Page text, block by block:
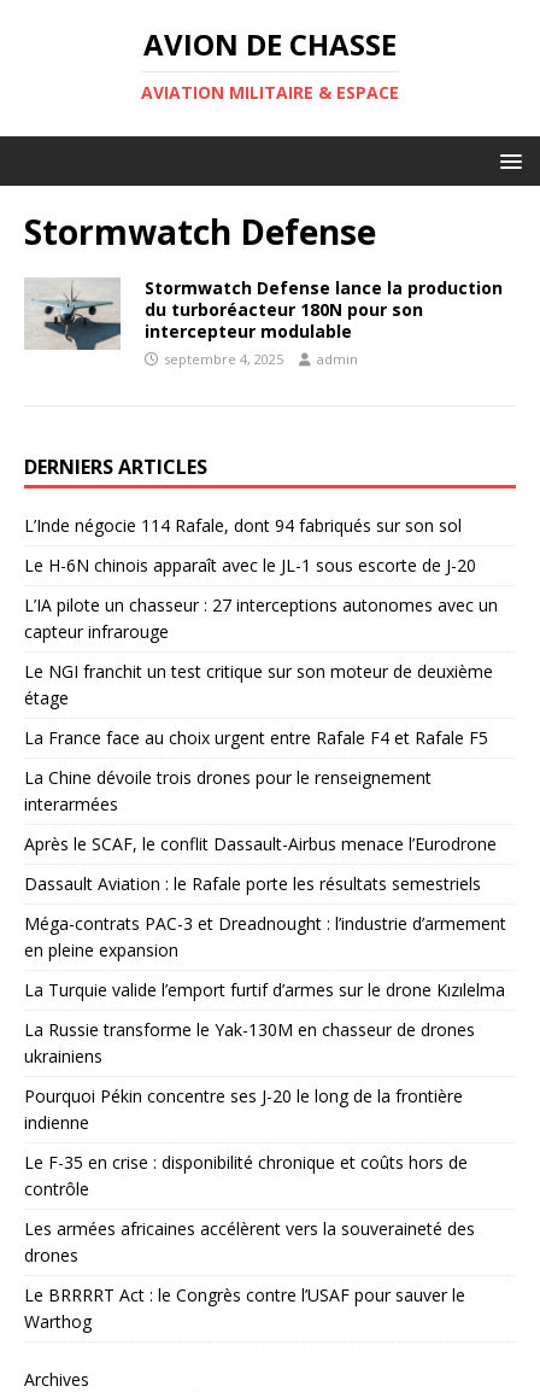
AVION DE CHASSE
AVIATION MILITAIRE & ESPACE
Stormwatch Defense
Stormwatch Defense lance la production
du turboréacteur 180N pour son
intercepteur modulable
septembre 4, 2025 admin
DERNIERS ARTICLES
L’Inde négocie 114 Rafale, dont 94 fabriqués sur son sol
Le H-6N chinois apparaît avec le JL-1 sous escorte de J-20
L’IA pilote un chasseur : 27 interceptions autonomes avec un
capteur infrarouge
Le NGI franchit un test critique sur son moteur de deuxième
étage
La France face au choix urgent entre Rafale F4 et Rafale F5
La Chine dévoile trois drones pour le renseignement
interarmées
Après le SCAF, le conflit Dassault-Airbus menace l’Eurodrone
Dassault Aviation : le Rafale porte les résultats semestriels
Méga-contrats PAC-3 et Dreadnought : l’industrie d’armement
en pleine expansion
La Turquie valide l’emport furtif d’armes sur le drone Kızılelma
La Russie transforme le Yak-130M en chasseur de drones
ukrainiens
Pourquoi Pékin concentre ses J-20 le long de la frontière
indienne
Le F-35 en crise : disponibilité chronique et coûts hors de
contrôle
Les armées africaines accélèrent vers la souveraineté des
drones
Le BRRRRT Act : le Congrès contre l’USAF pour sauver le
Warthog
Archives